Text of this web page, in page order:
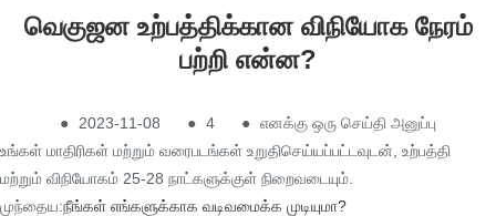
வெகுஜன உற்பத்திக்கான விநியோக நேரம்
பற்றி என்ன?
● 2023-11-08 ● 4 ● எனக்கு ஒரு செய்தி அனுப்பு
உங்கள் மாதிரிகள் மற்றும் வரைபடங்கள் உறுதிசெய்யப்பட்டவுடன், உற்பத்தி
மற்றும் விநியோகம் 25-28 நாட்களுக்குள் நிறைவடையும்.
முந்தைய:நீங்கள் எங்களுக்காக வடிவமைக்க முடியுமா?